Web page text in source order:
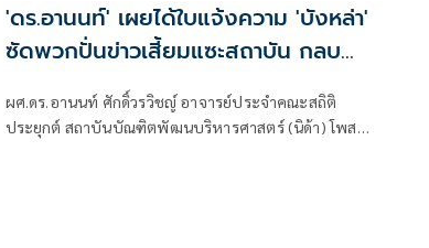
'ดร.อานนท์' เผยได้ใบแจ้งความ 'บังหล่า'
ซัดพวกปั่นข่าวเสี้ยมแซะสถาบัน กลบ
ผศ.ดร.อานนท์ ศักดิ์วรวิชญ์ อาจารย์ประจำคณะสถิติ
ประยุกต์ สถาบันบัณฑิตพัฒนบริหารศาสตร์ (นิด้า) โพสต์